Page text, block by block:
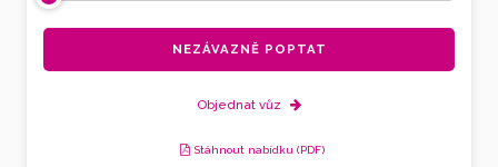
NEZÁVAZNĚ POPTAT
Objednat vůz
Stáhnout nabídku (PDF)